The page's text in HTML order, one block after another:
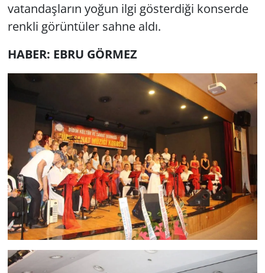
vatandaşların yoğun ilgi gösterdiği konserde
renkli görüntüler sahne aldı.
HABER: EBRU GÖRMEZ